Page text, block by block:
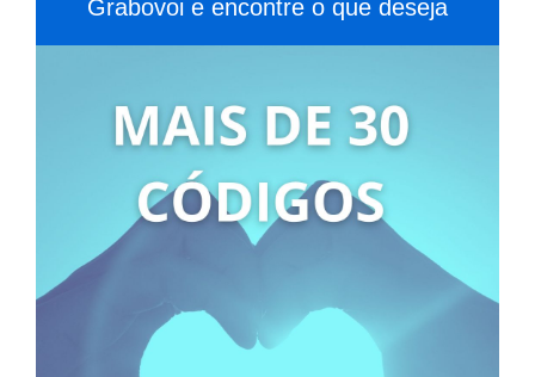
Grabovoi e encontre o que deseja